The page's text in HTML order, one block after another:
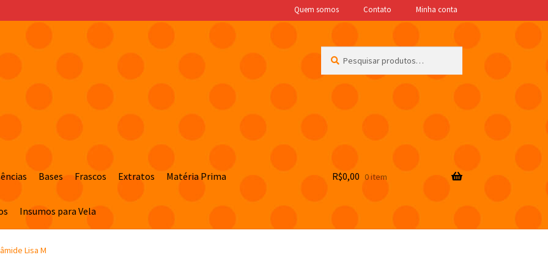
Quem somos Contato Minha conta
por:
Bases Frascos Extratos Matéria Prima
Insumos para Vela
R$0,00 0 item
Lisa M